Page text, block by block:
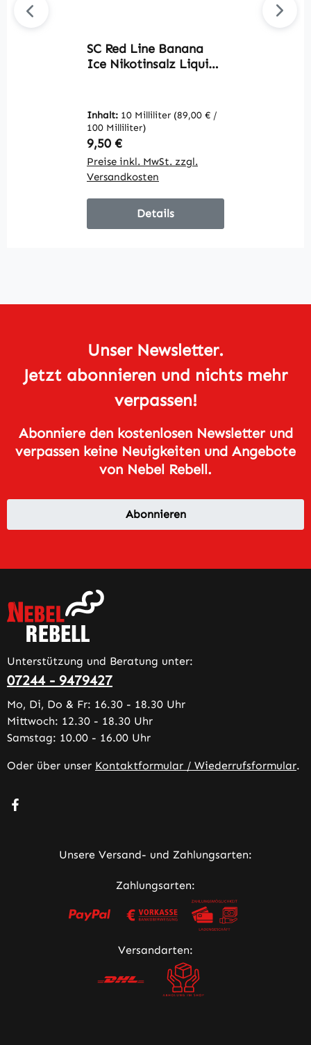
SC Red Line Banana
Ice Nikotinsalz Liquid
Inhalt: 10 Milliliter (89,00 € /
100 Milliliter)
Regulärer Preis:
9,50 €
Preise inkl. MwSt. zzgl.
Versandkosten
Details
Unser Newsletter.
Jetzt abonnieren und nichts mehr
verpassen!
Abonniere den kostenlosen Newsletter und
verpassen keine Neuigkeiten und Angebote
von Nebel Rebell.
Abonnieren
Unterstützung und Beratung unter:
07244 - 9479427
Mo, Di, Do & Fr: 16.30 - 18.30 Uhr
Mittwoch: 12.30 - 18.30 Uhr
Samstag: 10.00 - 16.00 Uhr
Oder über unser Kontaktformular / Wiederrufsformular.
Besuche uns auf Facebook – öffnet in neuem Tab
Unsere Versand- und Zahlungsarten:
Zahlungsarten:
Versandarten: